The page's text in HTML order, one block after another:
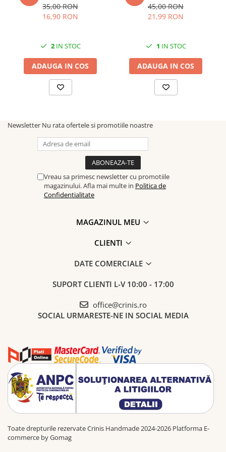
35,00 RON
16,90 RON
2IN STOC
ADAUGA IN COS
45,00 RON
21,99 RON
1 IN STOC
ADAUGA IN COS
Newsletter Nu rata ofertele si promotiile noastre
Vreau sa primesc newsletter cu promotiile
magazinului. Afla mai multe in Politica de
Confidentialitate
MAGAZINUL MEU
CLIENTI
DATE COMERCIALE
SUPORT CLIENTI L-V 10:00 - 17:00
office@crinis.ro
SOCIAL URMARESTE-NE IN SOCIAL MEDIA
Toate drepturile rezervate Crinis Handmade 2024-2026 Platforma E-
commerce by Gomag